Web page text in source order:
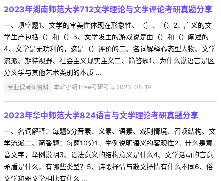
2023年湖南师范大学712文学理论与文学评论考研真题分享
一、填空题1、文学的审美性体现在形象性、（）、（）2、广义的文
学生产包括（）和（）3、文学发生的游戏说是由（）和（）阐述的
4、文学是无功利的，这是（）评价的二、名词解释心态型人物、文学
流派、期待视野、社会主义现实主义二、简答题1、为什么说语言是区
分文学与其他艺术类别的本质 ...
专业课考研资料 本站小编 Free考研考试 2023-08-19
2023年华中师范大学824语言与文学理论考研真题分享
一、名词解释：每题5分音素、义素、语素、戏剧情境、召唤结构、文
学流派二、简答题：每题10分1、举例说明语义的客观性2、什么是意
音文字，举例说明3、语法意义的结构意义是什么4、文学活动的言意
矛盾是什么，有哪些类型？5、诗歌抒情与散文抒情有什么不同6、俗
文学和雅文学相比有什么 ...